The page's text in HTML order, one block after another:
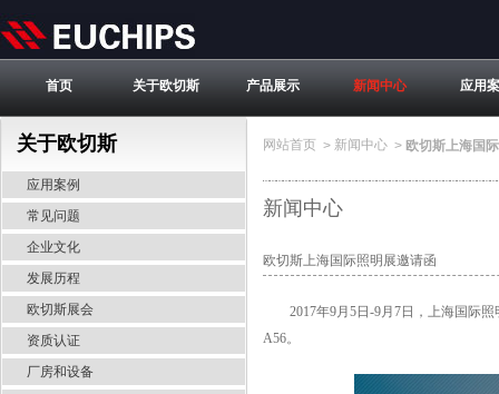
首页 关于欧切斯 产品展示 新闻中心 应用
关于欧切斯
应用案例
常见问题
企业文化
发展历程
欧切斯展会
资质认证
厂房和设备
网站首页 > 新闻中心 > 欧切斯上海国
新闻中心
欧切斯上海国际照明展邀请函
2017年9月5日-9月7日，上海国际照
A56。